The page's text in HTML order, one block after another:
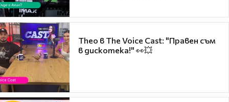
Theo в The Voice Cast: "Правен съм
в дискотека!" 👀💥